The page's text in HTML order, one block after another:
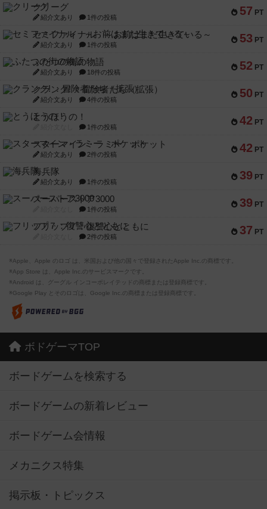
57 PT
クリーグ
紹介文あり 1件の投稿
53 PT
セミファイナル ～お前はまだ生きている～
紹介文あり 1件の投稿
52 PT
ふたつの街の物語
紹介文あり 18件の投稿
50 PT
クランク! ：冒険者たち（拡張）
紹介文あり 4件の投稿
42 PT
とうほうの！
1件の投稿
42 PT
スターマイン・ラミー ポケット
紹介文あり 2件の投稿
39 PT
海兵隊
紹介文あり 1件の投稿
39 PT
スーパーストア3000
1件の投稿
37 PT
フリップ７：復讐心とともに
2件の投稿
※Apple、Apple のロゴ は、米国および他の国々で登録されたApple Inc.の商標です。
※App Store は、Apple Inc.のサービスマークです。
※Android は、グーグル インコーポレイテッドの商標または登録商標です。
※Google Play とそのロゴは、Google Inc.の商標または登録商標です。
ボドゲーマTOP
ボードゲームを検索する
ボードゲームの新着レビュー
ボードゲーム会情報
メカニクス特集
掲示板・トピックス